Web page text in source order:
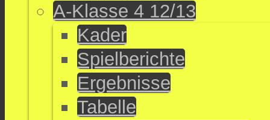
A-Klasse 4 12/13
Kader
Spielberichte
Ergebnisse
Tabelle